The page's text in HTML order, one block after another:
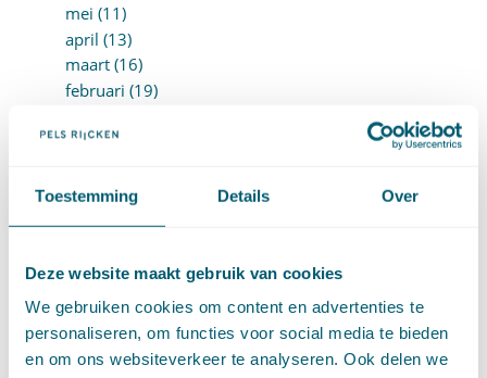
Toestemming Details Over
Deze website maakt gebruik van cookies
We gebruiken cookies om content en advertenties te
personaliseren, om functies voor social media te bieden
en om ons websiteverkeer te analyseren. Ook delen we
mei (11)
april (13)
maart (16)
februari (19)
►
2021 (123)
november (9)
oktober (13)
juli (4)
juni (14)
mei (6)
april (11)